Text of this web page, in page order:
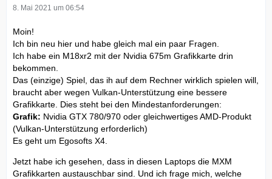
8. Mai 2021 um 06:54
Moin!
Ich bin neu hier und habe gleich mal ein paar Fragen.
Ich habe ein M18xr2 mit der Nvidia 675m Grafikkarte drin
bekommen.
Das (einzige) Spiel, das ih auf dem Rechner wirklich spielen will,
braucht aber wegen Vulkan-Unterstützung eine bessere
Grafikkarte. Dies steht bei den Mindestanforderungen:
Grafik: Nvidia GTX 780/970 oder gleichwertiges AMD-Produkt
(Vulkan-Unterstützung erforderlich)
Es geht um Egosofts X4.
Jetzt habe ich gesehen, dass in diesen Laptops die MXM
Grafikkarten austauschbar sind. Und ich frage mich, welche